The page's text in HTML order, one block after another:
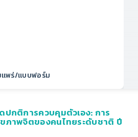
แพร่/แบบฟอร์ม
กติการควบคุมตัวเอง: การ
ภาพจิตของคนไทยระดับชาติ ปี